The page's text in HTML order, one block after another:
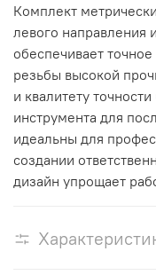
Комплект
левого направления
обеспечивает
резьбы высокой
и квалитету
инструмента для
идеальны для
создании
дизайн упрощает